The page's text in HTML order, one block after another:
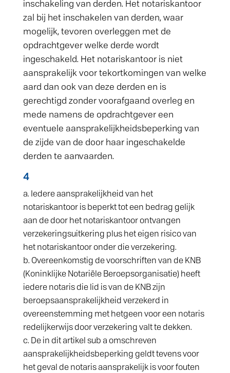
inschakeling van derden. Het notariskantoor
zal bij het inschakelen van derden, waar
mogelijk, tevoren overleggen met de
opdrachtgever welke derde wordt
ingeschakeld. Het notariskantoor is niet
aansprakelijk voor tekortkomingen van welke
aard dan ook van deze derden en is
gerechtigd zonder voorafgaand overleg en
mede namens de opdrachtgever een
eventuele aansprakelijkheidsbeperking van
de zijde van de door haar ingeschakelde
derden te aanvaarden.
4
Iedere aansprakelijkheid van het
notariskantoor is beperkt tot een bedrag gelijk
aan de door het notariskantoor ontvangen
verzekeringsuitkering plus het eigen risico van
het notariskantoor onder die verzekering.
Overeenkomstig de voorschriften van de KNB
(Koninklijke Notariële Beroepsorganisatie) heeft
iedere notaris die lid is van de KNB zijn
beroepsaansprakelijkheid verzekerd in
overeenstemming met hetgeen voor een notaris
redelijkerwijs door verzekering valt te dekken.
De in dit artikel sub a omschreven
aansprakelijkheidsbeperking geldt tevens voor
het geval de notaris aansprakelijk is voor fouten